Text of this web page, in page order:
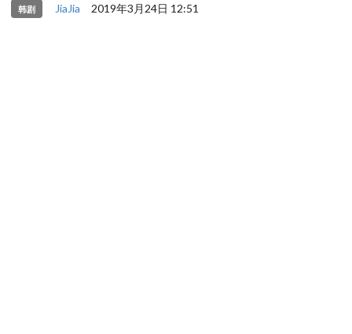
韩剧 JiaJia 2019年3月24日 12:51